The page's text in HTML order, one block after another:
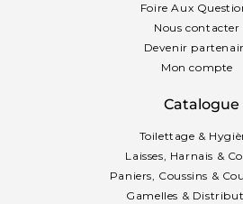
Foire Aux
Nous contacter
Devenir
Mon compte
Catalogue
Toilettage &
Laisses, Harnais &
Paniers, Coussins &
Gamelles &